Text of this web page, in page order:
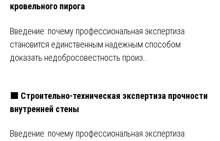
кровельного пирога
Введение: почему профессиональная экспертиза
становится единственным надежным способом
доказать недобросовестность произ…
🟧 Строительно-техническая экспертиза прочности
внутренней стены
Введение: почему профессиональная экспертиза